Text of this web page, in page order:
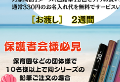
【2026年】7月の営業時間
更のお知らせ